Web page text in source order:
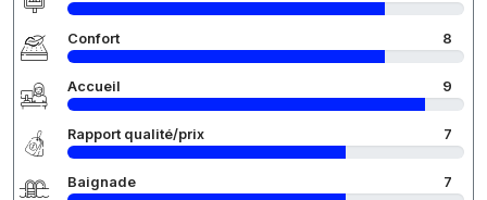
Confort 8
Accueil 9
Rapport qualité/prix 7
Baignade 7